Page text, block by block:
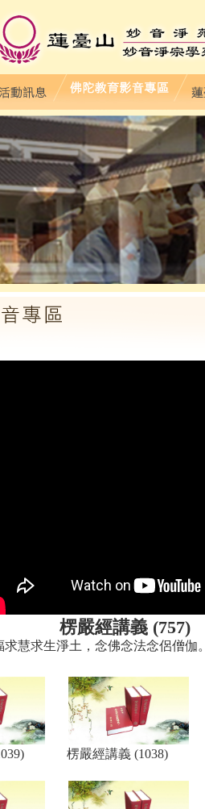
楞嚴經講義 (757)
求慧求生淨土，念佛念法念侶僧伽。
楞嚴經講義 (1038)